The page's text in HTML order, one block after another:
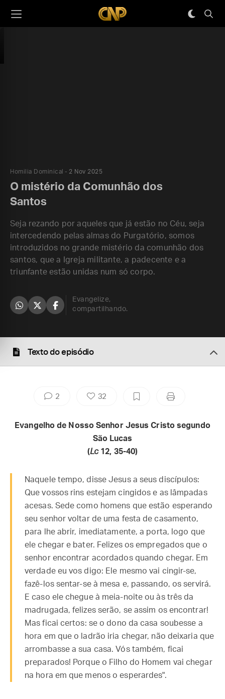
Homilia Dominical 2 Nov 2025
O mistério da Comunhão dos
Santos
Seja rezando por aqueles que já estão no Céu, seja
intercedendo pelas almas do Purgatório, somos
introduzidos no grande mistério da comunhão dos
santos, que a Igreja militante, a padecente e a
triunfante estão unidas num só corpo.
Evangelize,
compartilhando.
Texto do episódio
2 32
Evangelho de Nosso Senhor Jesus Cristo segundo
São Lucas
(Lc 12, 35-40)
Naquele tempo, disse Jesus a seus discípulos:
Que vossos rins estejam cingidos e as lâmpadas
acesas. Sede como homens que estão esperando
seu senhor voltar de uma festa de casamento,
para lhe abrir, imediatamente, a porta, logo que
ele chegar e bater. Felizes os empregados que o
senhor encontrar acordados quando chegar. Em
verdade eu vos digo: Ele mesmo vai cingir-se,
fazê-los sentar-se à mesa e, passando, os servirá.
E caso ele chegue à meia-noite ou às três da
madrugada, felizes serão, se assim os encontrar!
Mas ficai certos: se o dono da casa soubesse a
hora em que o ladrão iria chegar, não deixaria que
arrombasse a sua casa. Vós também, ficai
preparados! Porque o Filho do Homem vai chegar
na hora em que menos o esperardes".